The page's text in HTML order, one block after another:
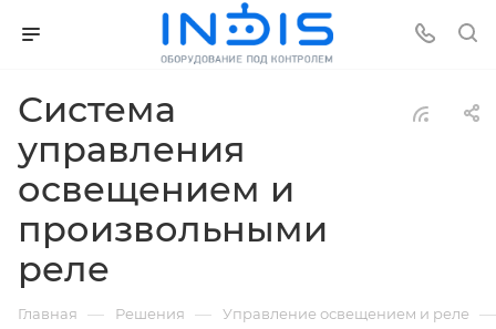
Система
управления
освещением и
произвольными
реле
Главная — Решения — Управление освещением и реле —